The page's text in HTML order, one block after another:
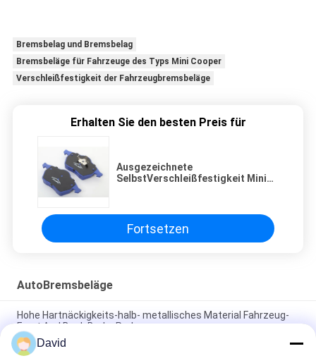
Bremsbelag und Bremsbelag
Bremsbeläge für Fahrzeuge des Typs Mini Cooper
Verschleißfestigkeit der Fahrzeugbremsbeläge
Erhalten Sie den besten Preis für
Ausgezeichnete
SelbstVerschleißfestigkeit Mini
Fortsetzen
AutoBremsbeläge
Hohe Hartnäckigkeits-halb- metallisches Material Fahrzeug-
Front And Back Brake Padss
Kundengebundenes Modell Front And Rear Brake Pads kein
David